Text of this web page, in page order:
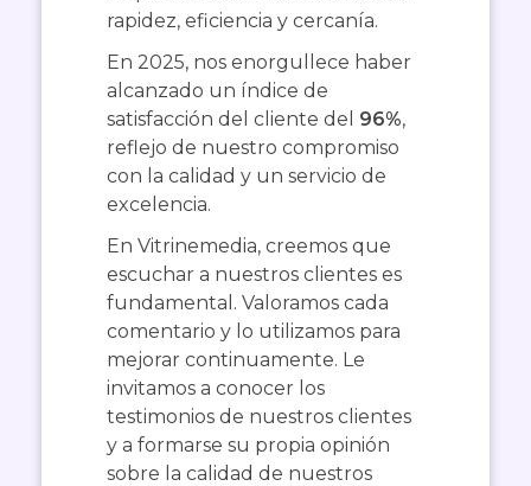
rapidez, eficiencia y cercanía.
En 2025, nos enorgullece haber
alcanzado un índice de
satisfacción del cliente del 96%,
reflejo de nuestro compromiso
con la calidad y un servicio de
excelencia.
En Vitrinemedia, creemos que
escuchar a nuestros clientes es
fundamental. Valoramos cada
comentario y lo utilizamos para
mejorar continuamente. Le
invitamos a conocer los
testimonios de nuestros clientes
y a formarse su propia opinión
sobre la calidad de nuestros